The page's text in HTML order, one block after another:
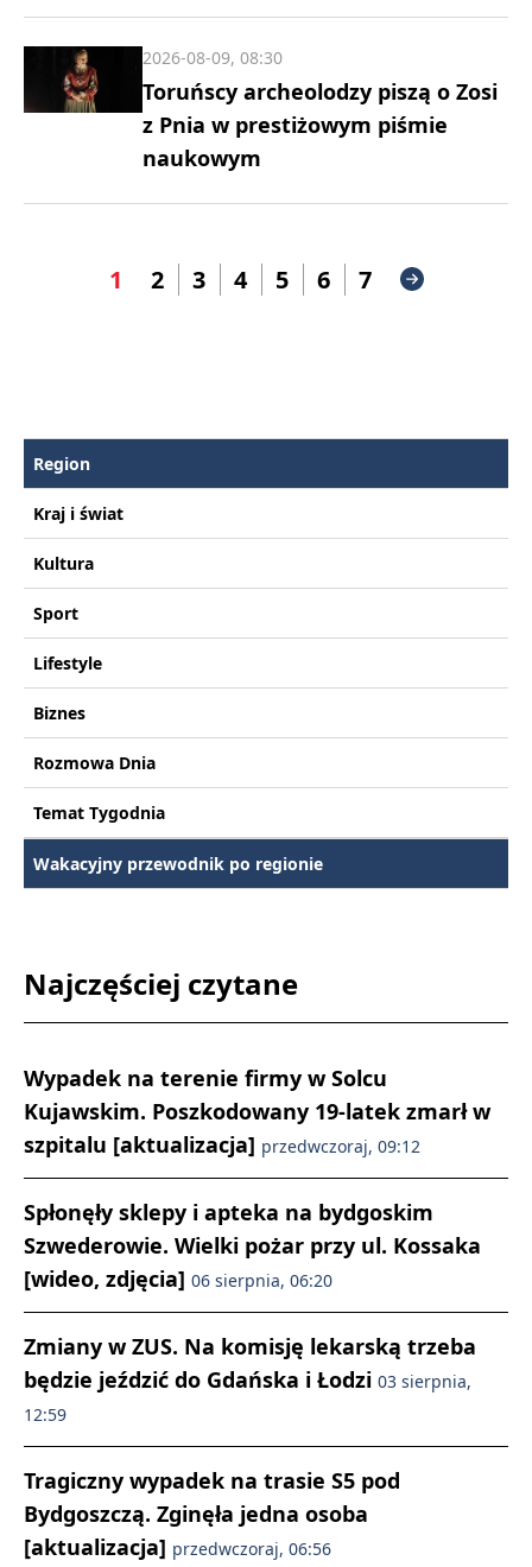
Toruńscy archeolodzy piszą o Zosi
z Pnia w prestiżowym piśmie
naukowym
2026-08-09, 08:30
1 2 3 4 5 6 7
Region
Kraj i świat
Kultura
Sport
Lifestyle
Biznes
Rozmowa Dnia
Temat Tygodnia
Wakacyjny przewodnik po regionie
Najczęściej czytane
Wypadek na terenie firmy w Solcu
Kujawskim. Poszkodowany 19-latek zmarł w
szpitalu [aktualizacja] przedwczoraj, 09:12
Spłonęły sklepy i apteka na bydgoskim
Szwederowie. Wielki pożar przy ul. Kossaka
[wideo, zdjęcia] 06 sierpnia, 06:20
Zmiany w ZUS. Na komisję lekarską trzeba
będzie jeździć do Gdańska i Łodzi 03 sierpnia,
12:59
Tragiczny wypadek na trasie S5 pod
Bydgoszczą. Zginęła jedna osoba
[aktualizacja] przedwczoraj, 06:56